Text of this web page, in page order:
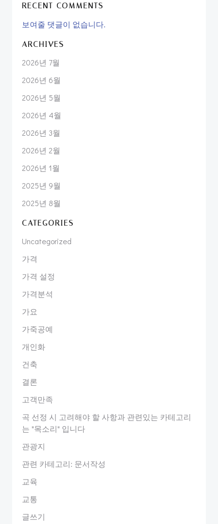
RECENT COMMENTS
보여줄 댓글이 없습니다.
ARCHIVES
2026년 7월
2026년 6월
2026년 5월
2026년 4월
2026년 3월
2026년 2월
2026년 1월
2025년 9월
2025년 8월
CATEGORIES
Uncategorized
가격
가격 설정
가격분석
가요
가죽공예
개인화
건축
결론
고객만족
곡 선정 시 고려해야 할 사항과 관련있는 카테고리
는 "목소리" 입니다
관광지
관련 카테고리: 문서작성
교육
교통
글쓰기